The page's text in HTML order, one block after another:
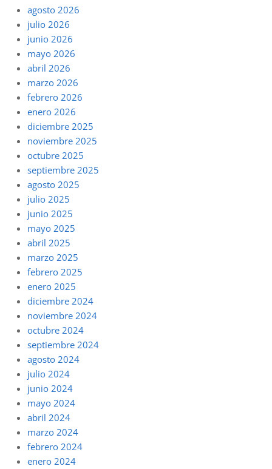
agosto 2026
julio 2026
junio 2026
mayo 2026
abril 2026
marzo 2026
febrero 2026
enero 2026
diciembre 2025
noviembre 2025
octubre 2025
septiembre 2025
agosto 2025
julio 2025
junio 2025
mayo 2025
abril 2025
marzo 2025
febrero 2025
enero 2025
diciembre 2024
noviembre 2024
octubre 2024
septiembre 2024
agosto 2024
julio 2024
junio 2024
mayo 2024
abril 2024
marzo 2024
febrero 2024
enero 2024